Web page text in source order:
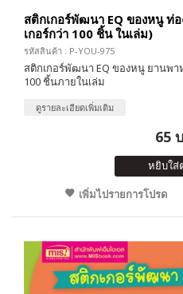
สติกเกอร์พัฒนา EQ ของหนู ท่
เกอร์กว่า 100 ชิ้น ในเล่ม)
รหัสสินค้า : P-YOU-975
สติกเกอร์พัฒนา EQ ของหนู ยานพ
100 ชิ้นภายในเล่ม
ดูรายละเอียดเพิ่มเติม
65
หยิบใส่
เพิ่มไปรายการโปรด